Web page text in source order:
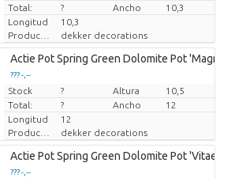
Total:
? Ancho
10,3
Longitud
10,3
Productor
dekker decorations
Actie Pot Spring Green Dolomite Pot 'Magna'
??? -,--
Precio por pieza
Stock ? Altura
10,5
Total:
? Ancho
12
Longitud
12
Productor
dekker decorations
Actie Pot Spring Green Dolomite Pot 'Vitae'
??? -,--